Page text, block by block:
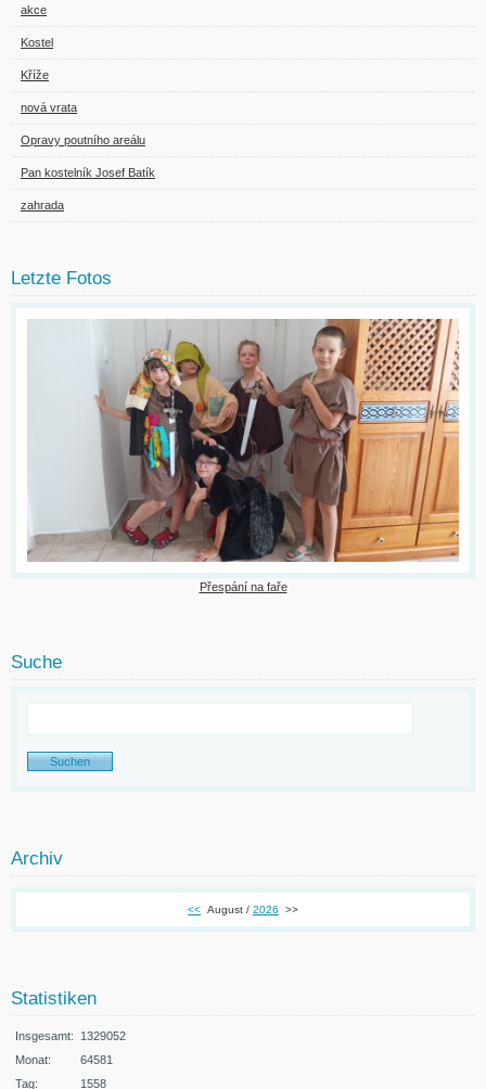
akce
Kostel
Kříže
nová vrata
Opravy poutního areálu
Pan kostelník Josef Batík
zahrada
Letzte Fotos
Přespání na faře
Suche
Archiv
<< August / 2026 >>
Statistiken
Insgesamt:
1329052
Monat:
64581
Tag:
1558